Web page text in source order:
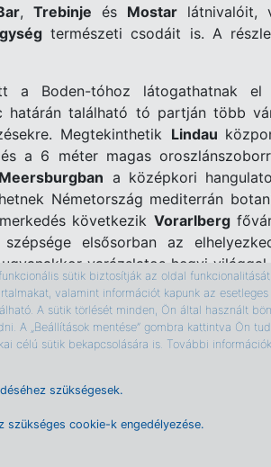
, Trebinje és Mostar látnivalóit,
természeti csodáit is. A
a Boden-tóhoz látogathatnak el
határán található tó partján több
Megtekinthetik Lindau
a 6 méter magas
Meersburgban a középkori
Németország mediterrán
következik Vorarlberg
szépsége elsősorban az
varázslatos hegyi világgal
Az óváros megtekintése után a
utazási iroda honlapján.
aVolántourist irodák munkatársait!
sütik biztosítják az oldal
valamint információt kapunk az
A sütik törlését minden, Ön által használt
A „Beállítások mentése” gombra kattintva Ön
célú sütik bekapcsolására is. További
szükségesek.
szükséges cookie-k engedélyezése.